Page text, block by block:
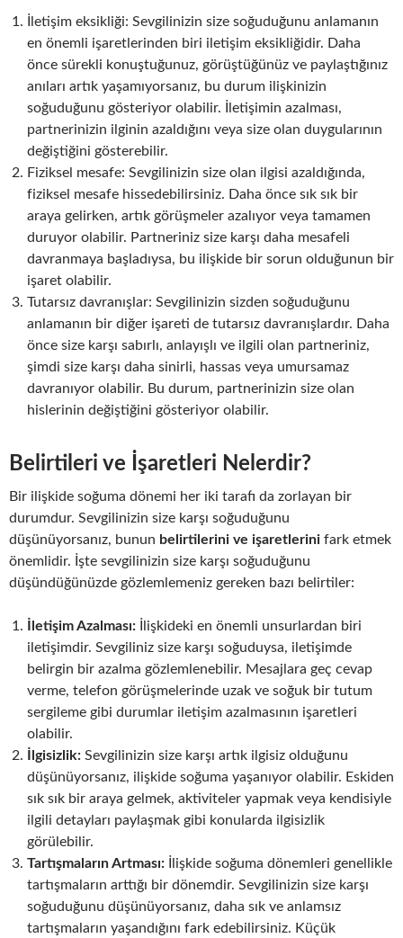
İletişim eksikliği: Sevgilinizin size soğuduğunu anlamanın
en önemli işaretlerinden biri iletişim eksikliğidir. Daha
önce sürekli konuştuğunuz, görüştüğünüz ve paylaştığınız
anıları artık yaşamıyorsanız, bu durum ilişkinizin
soğuduğunu gösteriyor olabilir. İletişimin azalması,
partnerinizin ilginin azaldığını veya size olan duygularının
değiştiğini gösterebilir.
Fiziksel mesafe: Sevgilinizin size olan ilgisi azaldığında,
fiziksel mesafe hissedebilirsiniz. Daha önce sık sık bir
araya gelirken, artık görüşmeler azalıyor veya tamamen
duruyor olabilir. Partneriniz size karşı daha mesafeli
davranmaya başladıysa, bu ilişkide bir sorun olduğunun bir
işaret olabilir.
Tutarsız davranışlar: Sevgilinizin sizden soğuduğunu
anlamanın bir diğer işareti de tutarsız davranışlardır. Daha
önce size karşı sabırlı, anlayışlı ve ilgili olan partneriniz,
şimdi size karşı daha sinirli, hassas veya umursamaz
davranıyor olabilir. Bu durum, partnerinizin size olan
hislerinin değiştiğini gösteriyor olabilir.
Belirtileri ve İşaretleri Nelerdir?
Bir ilişkide soğuma dönemi her iki tarafı da zorlayan bir
durumdur. Sevgilinizin size karşı soğuduğunu
düşünüyorsanız, bunun belirtilerini ve işaretlerini fark etmek
önemlidir. İşte sevgilinizin size karşı soğuduğunu
düşündüğünüzde gözlemlemeniz gereken bazı belirtiler:
İletişim Azalması: İlişkideki en önemli unsurlardan biri
iletişimdir. Sevgiliniz size karşı soğuduysa, iletişimde
belirgin bir azalma gözlemlenebilir. Mesajlara geç cevap
verme, telefon görüşmelerinde uzak ve soğuk bir tutum
sergileme gibi durumlar iletişim azalmasının işaretleri
olabilir.
İlgisizlik: Sevgilinizin size karşı artık ilgisiz olduğunu
düşünüyorsanız, ilişkide soğuma yaşanıyor olabilir. Eskiden
sık sık bir araya gelmek, aktiviteler yapmak veya kendisiyle
ilgili detayları paylaşmak gibi konularda ilgisizlik
görülebilir.
Tartışmaların Artması: İlişkide soğuma dönemleri genellikle
tartışmaların arttığı bir dönemdir. Sevgilinizin size karşı
soğuduğunu düşünüyorsanız, daha sık ve anlamsız
tartışmaların yaşandığını fark edebilirsiniz. Küçük